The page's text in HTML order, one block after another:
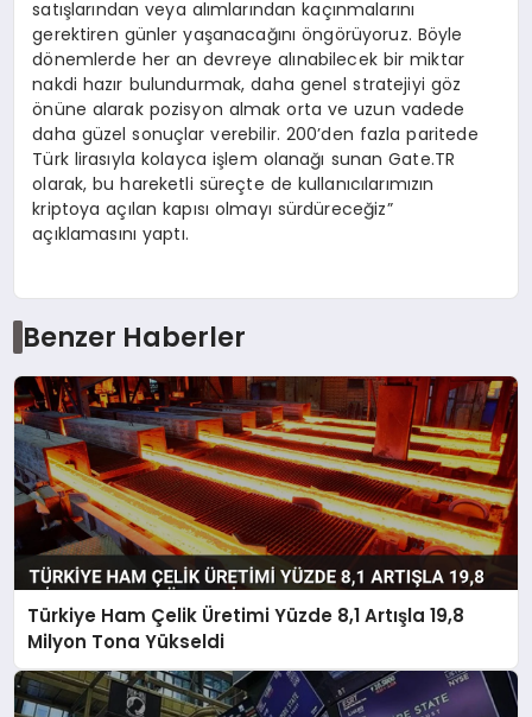
satışlarından veya alımlarından kaçınmalarını
gerektiren günler yaşanacağını öngörüyoruz. Böyle
dönemlerde her an devreye alınabilecek bir miktar
nakdi hazır bulundurmak, daha genel stratejiyi göz
önüne alarak pozisyon almak orta ve uzun vadede
daha güzel sonuçlar verebilir. 200’den fazla paritede
Türk lirasıyla kolayca işlem olanağı sunan Gate.TR
olarak, bu hareketli süreçte de kullanıcılarımızın
kriptoya açılan kapısı olmayı sürdüreceğiz”
açıklamasını yaptı.
Benzer Haberler
Türkiye Ham Çelik Üretimi Yüzde 8,1 Artışla 19,8
Milyon Tona Yükseldi